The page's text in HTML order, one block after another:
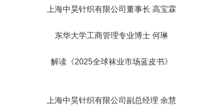
上海中昊针织有限公司董事长 高宝霖
东华大学工商管理专业博士 何琳
解读《2025全球袜业市场蓝皮书》
上海中昊针织有限公司副总经理 余慧